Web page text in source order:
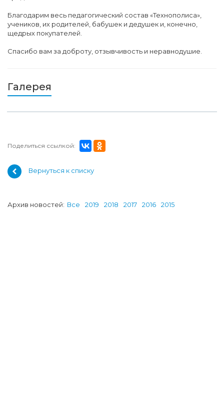
Благодарим весь педагогический состав «Технополиса»,
учеников, их родителей, бабушек и дедушек и, конечно,
щедрых покупателей.
Спасибо вам за доброту, отзывчивость и неравнодушие.
Галерея
Поделиться ссылкой:
Вернуться к списку
Архив новостей: Все 2019 2018 2017 2016 2015